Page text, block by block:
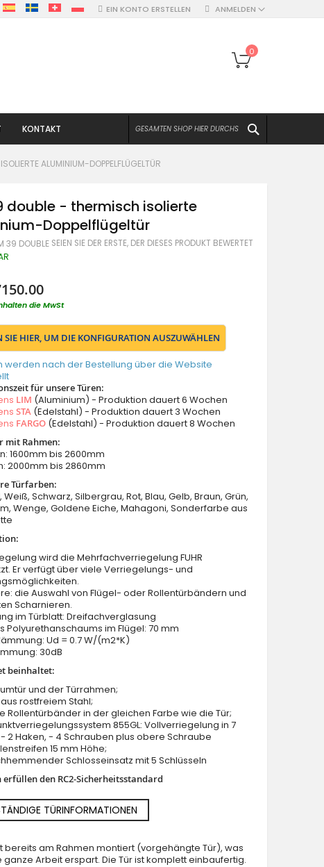
ANMELDEN
EIN KONTO ERSTELLEN
Mein
0
KONTAKT
ALUMINIUM-DOPPELFLÜGELTÜR
blue aluminum thermally-isolated double hinged
double - thermisch isolierte
Doppelflügeltür
39 DOUBLE SEIEN SIE DER ERSTE, DER DIESES PRODUKT BEWERTET
die MwSt
SIE HIER, UM DIE KONFIGURATION AUSZUWÄHLEN
werden nach der Bestellung über die Website
für unsere Türen:
LIM (Aluminium) - Produktion dauert 6 Wochen
STA (Edelstahl) - Produktion dauert 3 Wochen
FARGO (Edelstahl) - Produktion dauert 8 Wochen
mit Rahmen:
1600mm bis 2600mm
2000mm bis 2860mm
Türfarben:
Weiß, Schwarz, Silbergrau, Rot, Blau, Gelb, Braun, Grün,
Wenge, Goldene Eiche, Mahagoni, Sonderfarbe aus
wird die Mehrfachverriegelung FUHR
Er verfügt über viele Verriegelungs- und
die Auswahl von Flügel- oder Rollentürbändern und
Scharnieren.
im Türblatt: Dreifachverglasung
Polyurethanschaums im Flügel: 70 mm
Ud = 0.7 W/(m2*K)
30dB
beinhaltet:
und der Türrahmen;
rostfreiem Stahl;
Rollentürbänder in der gleichen Farbe wie die Tür;
855GL: Vollverriegelung in 7
- 2 Haken, - 4 Schrauben plus obere Schraube
15 mm Höhe;
Schlosseinsatz mit 5 Schlüsseln
erfüllen den RC2-Sicherheitsstandard
TÜRINFORMATIONEN
bereits am Rahmen montiert (vorgehängte Tür), was
ganze Arbeit erspart. Die Tür ist komplett einbaufertig.